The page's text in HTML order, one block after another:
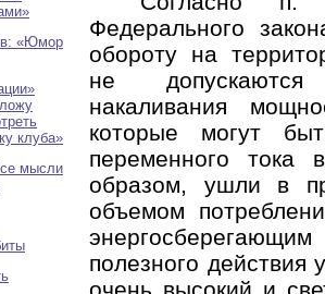
«Юмор
клуба»
мысли
Федерального
обороту на
не
накаливания
которые могут
переменного тока
образом, ушли в
объемом
полезного